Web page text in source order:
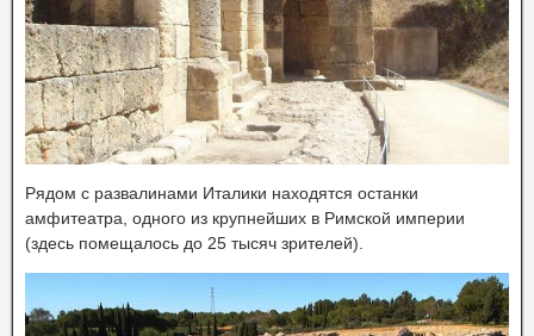
Рядом с развалинами Италики находятся останки
амфитеатра, одного из крупнейших в Римской империи
(здесь помещалось до 25 тысяч зрителей).